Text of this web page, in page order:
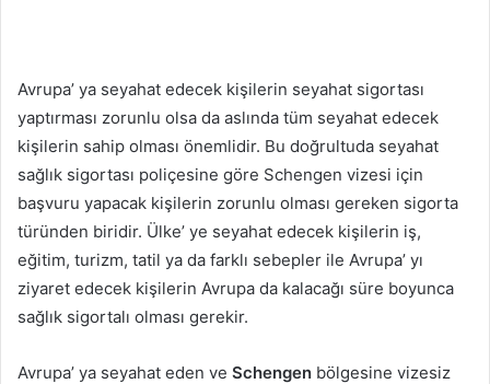
Avrupa’ ya seyahat edecek kişilerin seyahat sigortası
yaptırması zorunlu olsa da aslında tüm seyahat edecek
kişilerin sahip olması önemlidir. Bu doğrultuda seyahat
sağlık sigortası poliçesine göre Schengen vizesi için
başvuru yapacak kişilerin zorunlu olması gereken sigorta
türünden biridir. Ülke’ ye seyahat edecek kişilerin iş,
eğitim, turizm, tatil ya da farklı sebepler ile Avrupa’ yı
ziyaret edecek kişilerin Avrupa da kalacağı süre boyunca
sağlık sigortalı olması gerekir.
Avrupa’ ya seyahat eden ve Schengen bölgesine vizesiz